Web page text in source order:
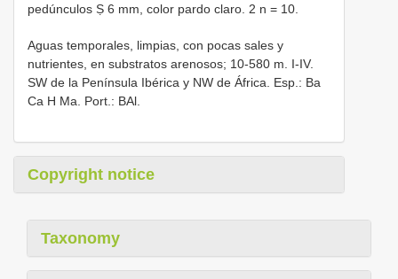
pedúnculos Ṣ 6 mm, color pardo claro. 2 n = 10.
Aguas temporales, limpias, con pocas sales y
nutrientes, en substratos arenosos; 10-580 m. I-IV.
SW de la Península Ibérica y NW de África. Esp.: Ba
Ca H Ma. Port.: BAl.
Copyright notice
Taxonomy